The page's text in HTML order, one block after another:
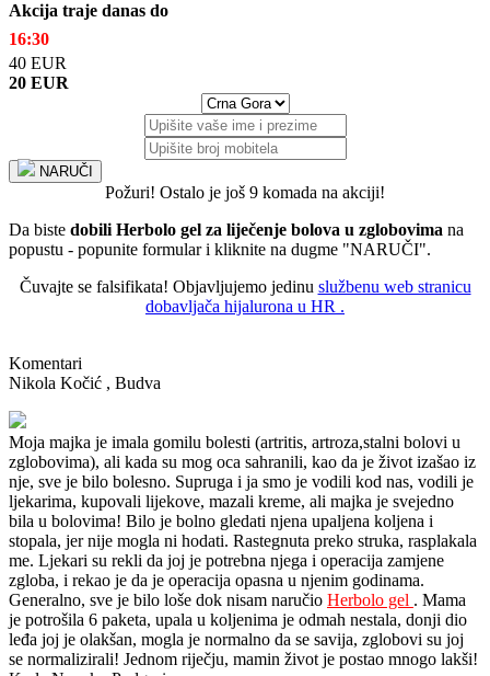
Akcija traje danas do
16:30
40 EUR
20 EUR
NARUČI
Požuri! Ostalo je još 9 komada na akciji!
Da biste dobiliHerbolo gel za liječenje bolova u zglobovima na
popustu - popunite formular i kliknite na dugme "NARUČI".
Čuvajte se falsifikata! Objavljujemo jedinu službenu web stranicu
dobavljača hijalurona u HR .
Komentari
Nikola Kočić , Budva
Moja majka je imala gomilu bolesti (artritis, artroza,stalni bolovi u
zglobovima), ali kada su mog oca sahranili, kao da je život izašao iz
nje, sve je bilo bolesno. Supruga i ja smo je vodili kod nas, vodili je
ljekarima, kupovali lijekove, mazali kreme, ali majka je svejedno
bila u bolovima! Bilo je bolno gledati njena upaljena koljena i
stopala, jer nije mogla ni hodati. Rastegnuta preko struka, rasplakala
me. Ljekari su rekli da joj je potrebna njega i operacija zamjene
zgloba, i rekao je da je operacija opasna u njenim godinama.
Generalno, sve je bilo loše dok nisam naručio Herbolo gel . Mama
je potrošila 6 paketa, upala u koljenima je odmah nestala, donji dio
leđa joj je olakšan, mogla je normalno da se savija, zglobovi su joj
se normalizirali! Jednom riječju, mamin život je postao mnogo lakši!